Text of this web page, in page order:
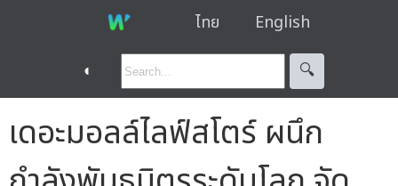
ไทย English
◐ 🔍︎
เดอะมอลล์ไลฟ์สโตร์ ผนึก